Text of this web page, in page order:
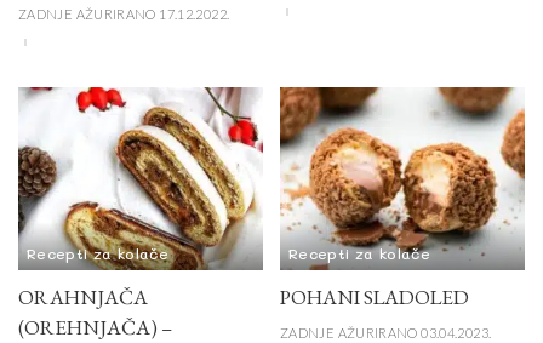
ZADNJE AŽURIRANO 17.12.2022.
Recepti za kolače
ORAHNJAČA
(OREHNJAČA) –
Recepti za kolače
POHANI SLADOLED
ZADNJE AŽURIRANO 03.04.2023.